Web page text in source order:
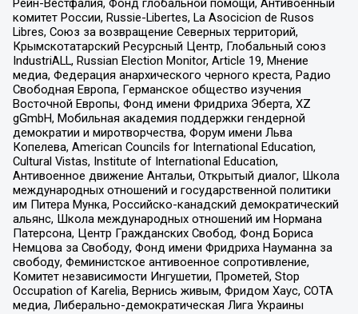
Рейн-Вестфалия, Фонд глобальной помощи, Антивоенный
комитет России, Russie-Libertes, La Asocicion de Rusos
Libres, Союз за возвращение Северных территорий,
Крымскотатарский Ресурсный Центр, Глобальный союз
IndustriALL, Russian Election Monitor, Article 19, Мнение
медиа, Федерация анархического черного креста, Радио
Свободная Европа, Германское общество изучения
Восточной Европы, Фонд имени Фридриха Эберта, XZ
gGmbH, Мобильная академия поддержки гендерной
демократии и миротворчества, Форум имени Льва
Копелева, American Councils for International Education,
Cultural Vistas, Institute of International Education,
Антивоенное движение Антальи, Открытый диалог, Школа
международных отношений и государственной политики
им Питера Мунка, Российско-канадский демократический
альянс, Школа международных отношений им Нормана
Патерсона, Центр Гражданских Свобод, Фонд Бориса
Немцова за Свободу, Фонд имени Фридриха Науманна за
свободу, Феминистское антивоенное сопротивление,
Комитет независимости Ингушетии, Прометей, Stop
Occupation of Karelia, Вернись живым, Фридом Хаус, СОТА
медиа, Либерально-демократическая Лига Украины